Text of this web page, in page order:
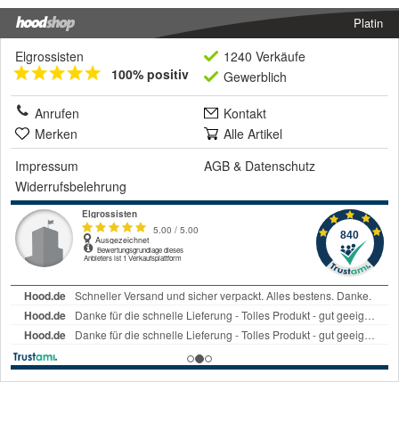
Platin
Elgrossisten
100% positiv
1240 Verkäufe
Gewerblich
Anrufen
Kontakt
Merken
Alle Artikel
Impressum
AGB & Datenschutz
Widerrufsbelehrung